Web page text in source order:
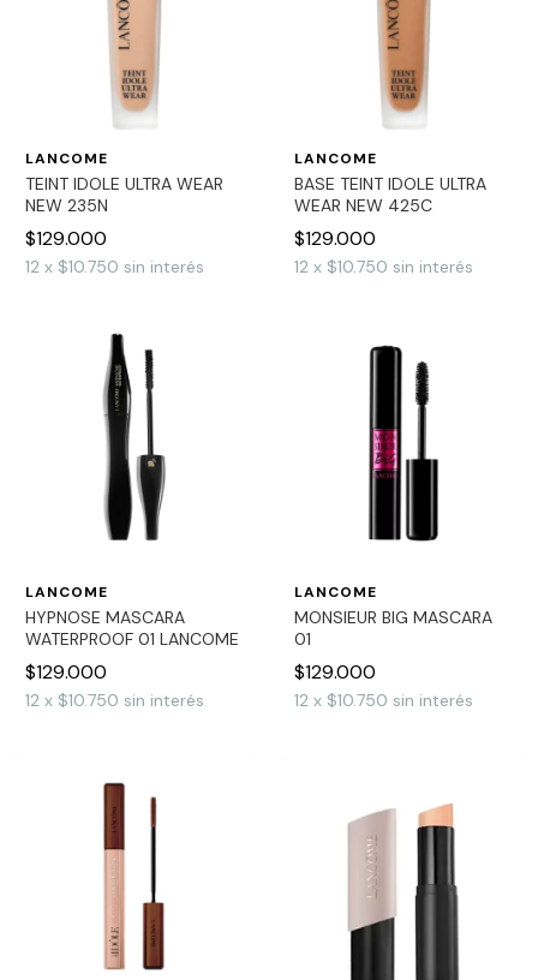
LANCOME
TEINT IDOLE ULTRA WEAR
NEW 235N
$129.000
12 x $10.750 sin interés
LANCOME
BASE TEINT IDOLE ULTRA
WEAR NEW 425C
$129.000
12 x $10.750 sin interés
LANCOME
HYPNOSE MASCARA
WATERPROOF 01 LANCOME
$129.000
12 x $10.750 sin interés
LANCOME
MONSIEUR BIG MASCARA
01
$129.000
12 x $10.750 sin interés